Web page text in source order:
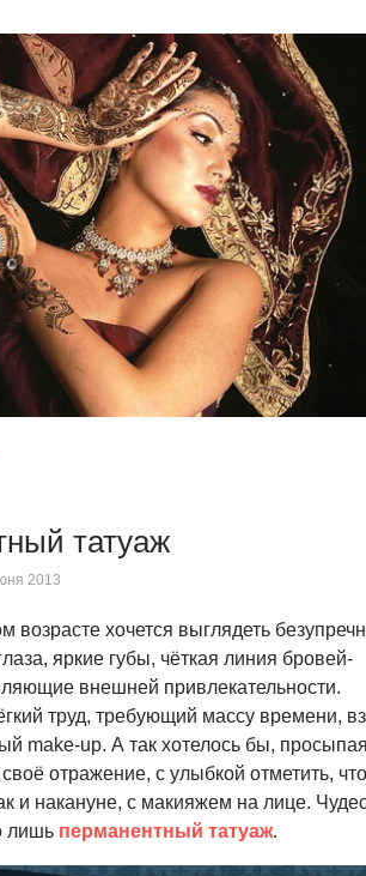
татуаж
2013
хочется выглядеть
яркие губы, чёткая линия бровей-
внешней привлекательности.
труд, требующий массу времени,
make-up. А так хотелось бы,
отражение, с улыбкой отметить,
и накануне, с макияжем на лице.
лишь перманентный татуаж.